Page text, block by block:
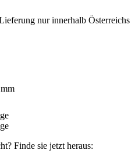
nur innerhalb Österreichs
Finde sie jetzt heraus: